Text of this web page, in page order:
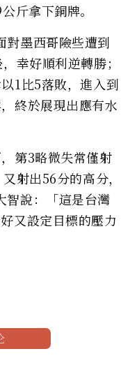
斤拿下銅牌。
對墨西哥險些遭到
幸好順利逆轉勝；
1比5落敗，進入到
終於展現出應有水
第3略微失常僅射
射出56分的高分，
智說：「這是台灣
又設定目標的壓力